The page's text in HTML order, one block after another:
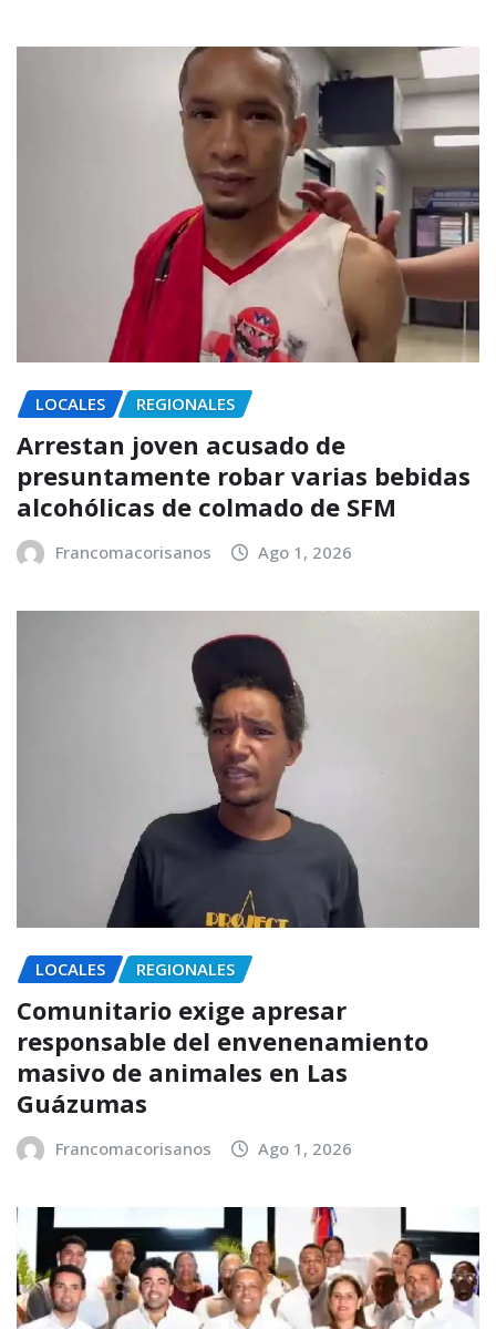
LOCALES REGIONALES
Arrestan joven acusado de
presuntamente robar varias bebidas
alcohólicas de colmado de SFM
Francomacorisanos Ago 1, 2026
LOCALES REGIONALES
Comunitario exige apresar
responsable del envenenamiento
masivo de animales en Las
Guázumas
Francomacorisanos Ago 1, 2026